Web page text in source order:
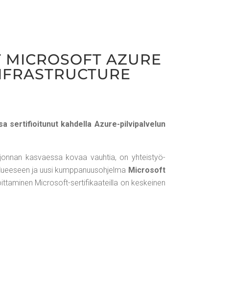
AZU­RE
ser­ti­fioi­tu­nut kah­del­la Azu­re-pil­vi­pal­ve­lun
kas­vaes­sa kovaa vauh­tia, on yhteis­työ­
ja uusi kump­pa­nuus­oh­jel­ma Mic­ro­soft
Mic­ro­soft-ser­ti­fi­kaa­teil­la on kes­kei­nen